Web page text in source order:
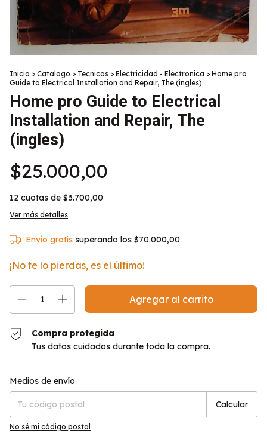
Inicio > Catalogo > Tecnicos > Electricidad - Electronica > Home pro
Guide to Electrical Installation and Repair, The (ingles)
Home pro Guide to Electrical
Installation and Repair, The
(ingles)
$25.000,00
12 cuotas de $3.700,00
Ver más detalles
Envío gratis superando los $70.000,00
¡No te lo pierdas, es el último!
Compra protegida
Tus datos cuidados durante toda la compra.
Entregas para el CP:
Medios de envío
Calcular
No sé mi código postal